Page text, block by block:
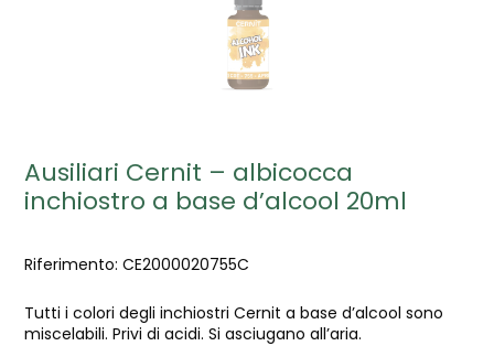
Ausiliari Cernit – albicocca
inchiostro a base d’alcool 20ml
Riferimento: CE2000020755C
Tutti i colori degli inchiostri Cernit a base d’alcool sono
miscelabili. Privi di acidi. Si asciugano all’aria.